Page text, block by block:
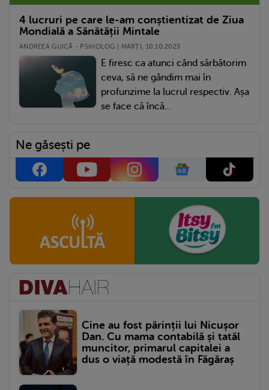
4 lucruri pe care le-am conștientizat de Ziua
Mondială a Sănătății Mintale
ANDREEA GUICĂ - PSIHOLOG | MARŢI, 10.10.2023
E firesc ca atunci când sărbătorim
ceva, să ne gândim mai în
profunzime la lucrul respectiv. Așa
se face că încă...
Ne găsești pe
Cine au fost părinții lui Nicușor
Dan. Cu mama contabilă și tatăl
muncitor, primarul capitalei a
dus o viață modestă în Făgăraș